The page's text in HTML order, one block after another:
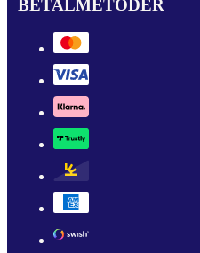
BETALMETODER